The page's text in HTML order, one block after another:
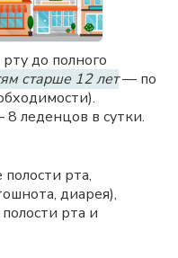
до полного
старше 12 лет— по
8 леденцов в сутки.
рта,
диарея),
рта и